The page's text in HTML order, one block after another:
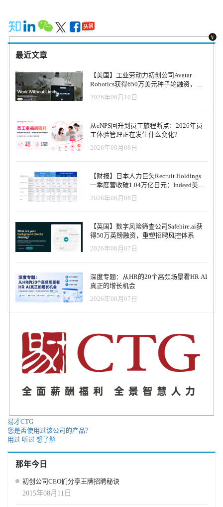
成功所面临的各种招聘挑战。 1. 2024 年的四大招聘挑战 1.1 员工期
望值不断提高 如今的员工拥有前所未有的远大期望。这表明，他们
想要的不仅仅是工资--他们需要工作满意度、良好的工作条件、就业
机会，以及工作生活的高度方向感。这意味着，企业要想吸引和留
住职场人才，就必须超越单纯的报酬。公司应加大力度，开始关注
对员工最重要的方面，如公司文化、培训和灵活性。 1.2 不断演变的
招聘流程 事实上，招聘本身已经成为一个问题。因此，如今的求职
者对清晰、流畅、快速的招聘流程有着很高的期望。复杂的程序会
导致应聘者放弃招聘过程，这对任何组织来说都不是好事，因为他
们会失去人才。准确地说，人力资源团队和 TA 团队的高效招聘流程
可以帮助企业获得竞争优势，并确保候选人从申请阶段开始就持积
极态度，直至收到录用通知。这就需要利用技术来减少活动时间，
提高沟通质量，并在不降低员工素质的前提下最大限度地缩短招聘
时间。 1.3 在本地、区域和全球招聘环境中游刃有余 当今的招聘工
作更加全球化，这为招聘工作开辟了方向，但也带来了挑战。 不同
区可能不会成功。此外，远程劳动力的雇用带来了人才招聘，但也
导致了全球雇主之间的竞争。因此，企业必须确定适当的招聘模
式，考虑当地的特殊性、法律框架和文化障碍，吸引世界各地的优
数公司在招聘流程中的互联互通和工具整合方面都面临着相当大的
问题。当 ATS 与吸引、评估和甄选候选人的其他流程脱节时，可能
会出现效率低下的问题。为了避免常见的招聘陷阱，企业需要实施
易控制的，尽管它会影响其他三项挑战。如果招聘技术脱离其他人
力资源流程，就会造成重大障碍，包括： 被动招聘： 由于缺乏实时
情景分析和先知先觉的建模，组织可能只是对眼前的需求和愿望做
成不匹配，从长远来看，这会导致工作满意度低，从而降低员工流
失率。 招聘周期长： 招聘过程中缺乏有效的技术会延缓招聘过程，
使优秀的潜在员工失去兴趣或考虑其他就业机会。 然而，当企业主
动选择将招聘技术掌握在自己手中时，就能确保效率和效益，在数
和竞争性质的招聘流程。 新挑战，新解决方案 2024 年，招聘本身仍
是一个充满活力的领域；因此，解决方案也应反映出这一点。如果
不同的招聘环境，并有效利用技术，就能成功应对上述挑战。企业
的未来取决于企业在招聘过程中改变或引入新方法的能力。为了不
让这些挑战成为绊脚石，企业必须将其视为为员工和整个劳动力创
最近文章
【美国】工业劳动力初创公司Avatar
Robotics获得650万美元种子轮融资，旨
在打造无限规模的工业劳动力队伍
2026年08月10日
从eNPS回升到员工旅程断点：2026年员
工体验管理正在发生什么变化？
2026年08月08日
【财报】日本人力巨头Recruit Holdings
一季度营收破1.04万亿日元：Indeed美国
收入逆势增长30%，AI招聘推动利润率升
至47.4%
2026年08月08日
【英国】数字风险筛查公司Safehire.ai获
得50万英镑融资，重塑招聘风控体系
2026年08月07日
深度专题：从HR的20个高频场景看HR AI
真正的增长机会
2026年08月07日
易才CTG
您是否使用过该公司的产品？
用过 听过 想了解
那年今日
初创公司CEO们分享王牌招聘秘诀
2015年08月11日